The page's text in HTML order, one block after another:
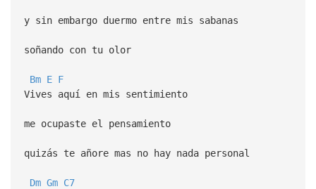
y sin embargo duermo entre mis sabanas
soñando con tu olor
Bm E F
Vives aquí en mis sentimiento
me ocupaste el pensamiento
quizás te añore mas no hay nada personal
Dm Gm C7